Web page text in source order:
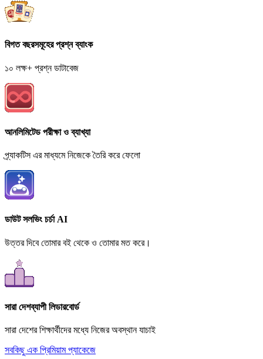
বিগত বছরসমূহের প্রশ্ন ব্যাংক
১০ লক্ষ+ প্রশ্ন ডাটাবেজ
আনলিমিটেড পরীক্ষা ও ব্যাখ্যা
প্র্যাকটিস এর মাধ্যমে নিজেকে তৈরি করে ফেলো
ডাউট সলভিং চর্চা AI
উত্তর দিবে তোমার বই থেকে ও তোমার মত করে।
সারা দেশব্যাপী লিডারবোর্ড
সারা দেশের শিক্ষার্থীদের মধ্যে নিজের অবস্থান যাচাই
সবকিছু এক প্রিমিয়াম প্যাকেজে